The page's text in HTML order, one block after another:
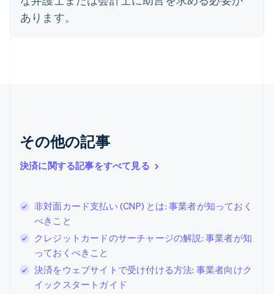
あります。
その他の記事
決済に関する記事をすべて見る
非対面カード支払い (CNP) とは: 事業者が知っておく
べきこと
クレジットカードのサーチャージの解説: 事業者が知
っておくべきこと
決済をウェブサイトで受け付ける方法: 事業者向けク
イックスタートガイド
オーストリア
DeutschEnglish
オランダ
クロアチア
EnglishItaliano
ジブラルタル
English 简体中文
スイス
DeutschFrançais
スウェーデン
Svenska English
スペイン
Español English
スロバキア